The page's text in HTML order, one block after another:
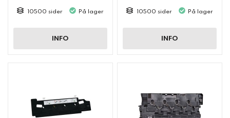
10500 sider På lager
INFO
10500 sider På lager
INFO